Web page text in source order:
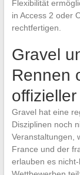
Flexibilität
in Access 2 oder
rechtfertigen.
Gravel
Rennen
Gravel hat eine
Disziplinen noch
Veranstaltungen,
France und der
erlauben es